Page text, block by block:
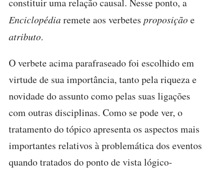
constituir uma relação causal. Nesse ponto, a
Enciclopédiaremete aos verbetes proposiçãoe
atributo.
O verbete acima parafraseado foi escolhido em
virtude de sua importância, tanto pela riqueza e
novidade do assunto como pelas suas ligações
com outras disciplinas. Como se pode ver, o
tratamento do tópico apresenta os aspectos mais
importantes relativos à problemática dos eventos
quando tratados do ponto de vista lógico-